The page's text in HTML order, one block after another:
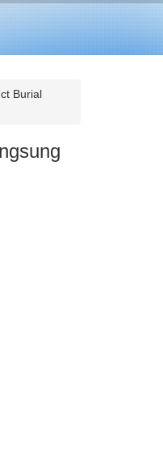
Burial